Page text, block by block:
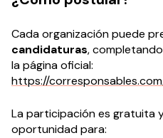
Cada organización puede
candidaturas,
la página oficial:
https://
La participación es gratuita
oportunidad para: